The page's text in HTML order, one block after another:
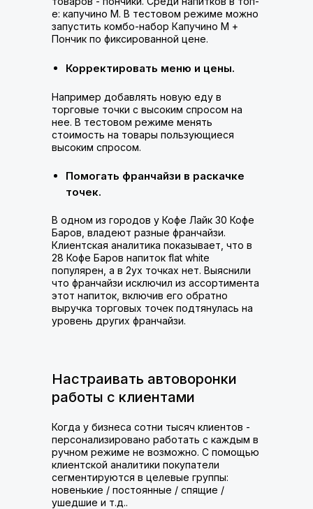
Например добавлять новую еду в
торговые точки с высоким спросом на
нее. В тестовом режиме менять
стоимость на товары пользующиеся
высоким спросом.
е: капучино М. В тестовом режиме можно
запустить комбо-набор Капучино М +
Пончик по фиксированной цене.
В одном из городов у Кофе Лайк 30 Кофе
Баров, владеют разные франчайзи.
Клиентская аналитика показывает, что в
28 Кофе Баров напиток flat white
популярен, а в 2ух точках нет. Выяснили
что франчайзи исключил из ассортимента
этот напиток, включив его обратно
выручка торговых точек подтянулась на
уровень других франчайзи.
Настраивать автоворонки
работы с клиентами
Когда у бизнеса сотни тысяч клиентов -
персонализировано работать с каждым в
ручном режиме не возможно. С помощью
клиентской аналитики покупатели
сегментируются в целевые группы:
новенькие / постоянные / спящие /
ушедшие и т.д..
Помогать франчайзи в раскачке
точек.
Корректировать меню и цены.